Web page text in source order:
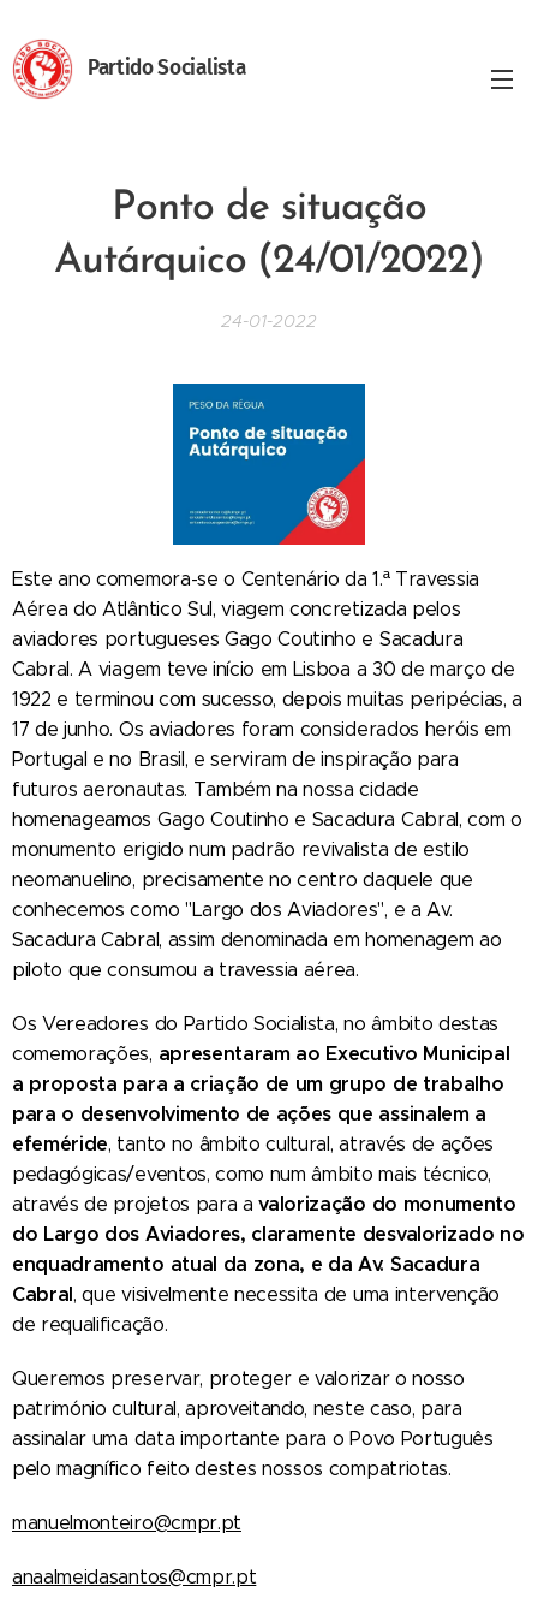
Partido Socialista
Ponto de situação
Autárquico (24/01/2022)
24-01-2022
Este ano comemora-se o Centenário da 1.ª Travessia
Aérea do Atlântico Sul, viagem concretizada pelos
aviadores portugueses Gago Coutinho e Sacadura
Cabral. A viagem teve início em Lisboa a 30 de março de
1922 e terminou com sucesso, depois muitas peripécias, a
17 de junho. Os aviadores foram considerados heróis em
Portugal e no Brasil, e serviram de inspiração para
futuros aeronautas. Também na nossa cidade
homenageamos Gago Coutinho e Sacadura Cabral, com o
monumento erigido num padrão revivalista de estilo
neomanuelino, precisamente no centro daquele que
conhecemos como "Largo dos Aviadores", e a Av.
Sacadura Cabral, assim denominada em homenagem ao
piloto que consumou a travessia aérea.
Os Vereadores do Partido Socialista, no âmbito destas
comemorações, apresentaram ao Executivo Municipal
a proposta para a criação de um grupo de trabalho
para o desenvolvimento de ações que assinalem a
efeméride, tanto no âmbito cultural, através de ações
pedagógicas/eventos, como num âmbito mais técnico,
através de projetos para avalorização do monumento
do Largo dos Aviadores, claramente desvalorizado no
enquadramento atual da zona, e da Av. Sacadura
Cabral, que visivelmente necessita de uma intervenção
de requalificação.
Queremos preservar, proteger e valorizar o nosso
património cultural, aproveitando, neste caso, para
assinalar uma data importante para o Povo Português
pelo magnífico feito destes nossos compatriotas.
manuelmonteiro@cmpr.pt
anaalmeidasantos@cmpr.pt